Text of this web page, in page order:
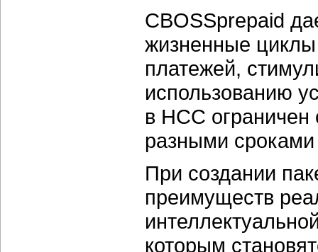
CBOSSprepaid
жизненные
платежей,
использованию
в НСС ограничен
разными
При создании
преимуществ
которым